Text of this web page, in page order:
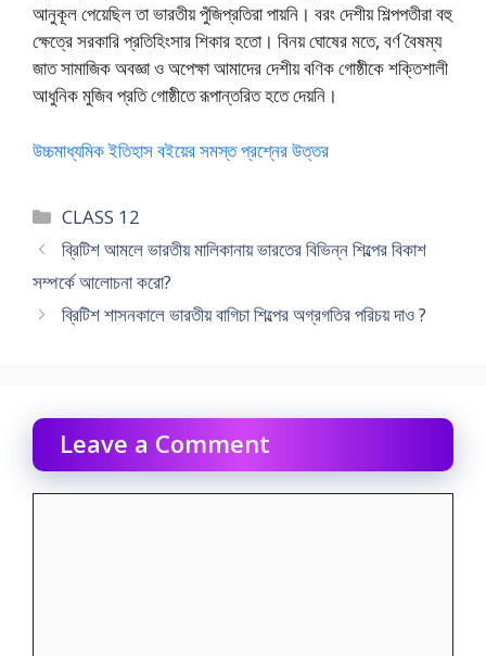
আনুকূল পেয়েছিল তা ভারতীয় পুঁজিপ্রতিরা পায়নি। বরং দেশীয় শিল্পপতীরা বহু
ক্ষেত্রে সরকারি প্রতিহিংসার শিকার হতো। বিনয় ঘোষের মতে, বর্ণ বৈষম্য
জাত সামাজিক অবজ্ঞা ও অপেক্ষা আমাদের দেশীয় বণিক গোষ্ঠীকে শক্তিশালী
আধুনিক মুজিব প্রতি গোষ্ঠীতে রূপান্তরিত হতে দেয়নি।
উচ্চমাধ্যমিক ইতিহাস বইয়ের সমস্ত প্রশ্নের উত্তর
Categories
CLASS 12
ব্রিটিশ আমলে ভারতীয় মালিকানায় ভারতের বিভিন্ন শিল্পের বিকাশ
সম্পর্কে আলোচনা করো?
ব্রিটিশ শাসনকালে ভারতীয় বাগিচা শিল্পের অগ্রগতির পরিচয় দাও ?
Leave a Comment